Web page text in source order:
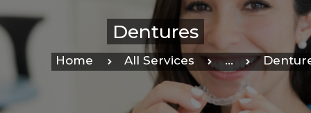
Dentures
Home All Services ...
PAYMENT
IN-OFFICE
MEMBERSHIP